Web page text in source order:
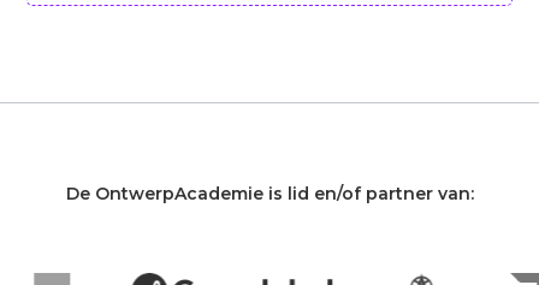
De OntwerpAcademie is lid en/of partner van: